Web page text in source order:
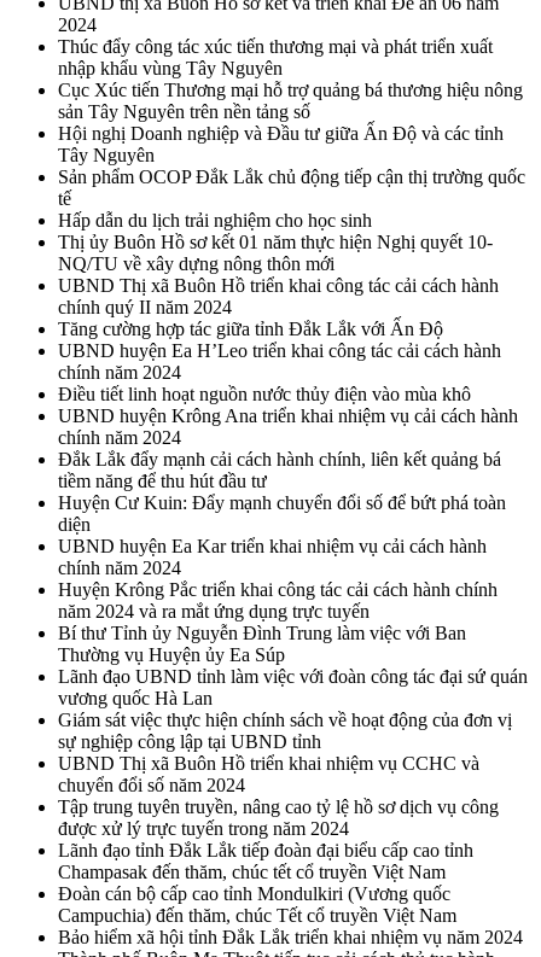
2024
Thúc đẩy công tác xúc tiến thương mại và phát triển xuất
nhập khẩu vùng Tây Nguyên
Cục Xúc tiến Thương mại hỗ trợ quảng bá thương hiệu nông
sản Tây Nguyên trên nền tảng số
Hội nghị Doanh nghiệp và Đầu tư giữa Ấn Độ và các tỉnh
Tây Nguyên
Sản phẩm OCOP Đắk Lắk chủ động tiếp cận thị trường quốc
tế
Hấp dẫn du lịch trải nghiệm cho học sinh
Thị ủy Buôn Hồ sơ kết 01 năm thực hiện Nghị quyết 10-
NQ/TU về xây dựng nông thôn mới
UBND Thị xã Buôn Hồ triển khai công tác cải cách hành
chính quý II năm 2024
Tăng cường hợp tác giữa tỉnh Đắk Lắk với Ấn Độ
UBND huyện Ea H’Leo triển khai công tác cải cách hành
chính năm 2024
Điều tiết linh hoạt nguồn nước thủy điện vào mùa khô
UBND huyện Krông Ana triển khai nhiệm vụ cải cách hành
chính năm 2024
Đắk Lắk đẩy mạnh cải cách hành chính, liên kết quảng bá
tiềm năng để thu hút đầu tư
Huyện Cư Kuin: Đẩy mạnh chuyển đổi số để bứt phá toàn
diện
UBND huyện Ea Kar triển khai nhiệm vụ cải cách hành
chính năm 2024
Huyện Krông Pắc triển khai công tác cải cách hành chính
năm 2024 và ra mắt ứng dụng trực tuyến
Bí thư Tỉnh ủy Nguyễn Đình Trung làm việc với Ban
Thường vụ Huyện ủy Ea Súp
Lãnh đạo UBND tỉnh làm việc với đoàn công tác đại sứ quán
vương quốc Hà Lan
Giám sát việc thực hiện chính sách về hoạt động của đơn vị
sự nghiệp công lập tại UBND tỉnh
UBND Thị xã Buôn Hồ triển khai nhiệm vụ CCHC và
chuyển đổi số năm 2024
Tập trung tuyên truyền, nâng cao tỷ lệ hồ sơ dịch vụ công
được xử lý trực tuyến trong năm 2024
Lãnh đạo tỉnh Đắk Lắk tiếp đoàn đại biểu cấp cao tỉnh
Champasak đến thăm, chúc tết cổ truyền Việt Nam
Đoàn cán bộ cấp cao tỉnh Mondulkiri (Vương quốc
Campuchia) đến thăm, chúc Tết cổ truyền Việt Nam
Bảo hiểm xã hội tỉnh Đắk Lắk triển khai nhiệm vụ năm 2024